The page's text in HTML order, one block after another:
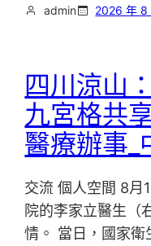
admin 2026 年 8
四川涼山
九宮格共
醫療辦事_
交流 個人空間 8月
院的李家立醫生（
情。 當日，國家